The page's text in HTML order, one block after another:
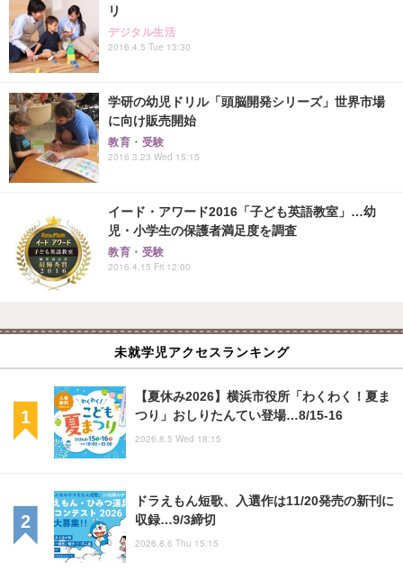
リ
デジタル生活
2016.4.5 Tue 13:30
学研の幼児ドリル「頭脳開発シリーズ」世界市場
に向け販売開始
教育・受験
2016.3.23 Wed 15:15
イード・アワード2016「子ども英語教室」…幼
児・小学生の保護者満足度を調査
教育・受験
2016.4.15 Fri 12:00
未就学児アクセスランキング
【夏休み2026】横浜市役所「わくわく！夏ま
つり」おしりたんてい登場…8/15-16
2026.8.5 Wed 18:15
ドラえもん短歌、入選作は11/20発売の新刊に
収録…9/3締切
2026.8.6 Thu 15:15